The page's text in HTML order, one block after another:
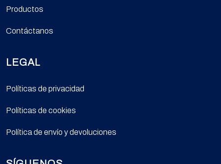
Productos
Contáctanos
LEGAL
Políticas de privacidad
Políticas de cookies
Política de envío y devoluciones